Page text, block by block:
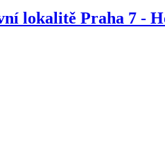
lokalitě Praha 7 -